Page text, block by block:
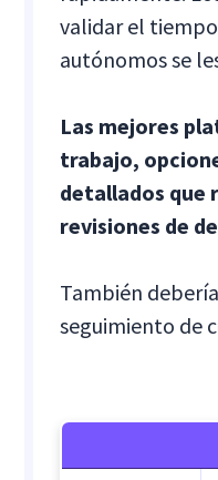
validar el
autónomos se
Las mejores
trabajo,
detallados que
revisiones de
También
seguimiento de